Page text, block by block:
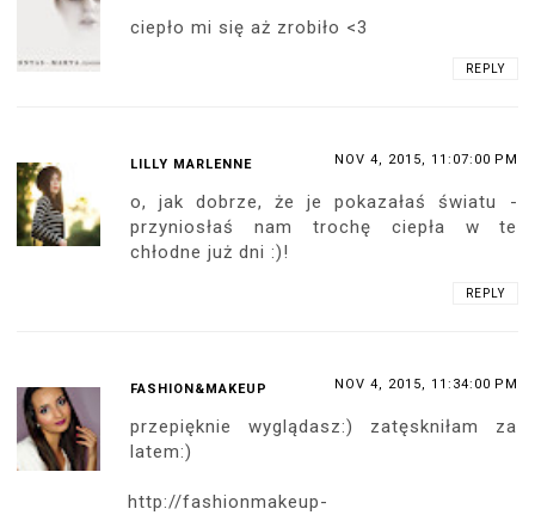
ciepło mi się aż zrobiło <3
REPLY
LILLY MARLENNE NOV 4, 2015, 11:07:00 PM
o, jak dobrze, że je pokazałaś światu -
przyniosłaś nam trochę ciepła w te
chłodne już dni :)!
REPLY
FASHION&MAKEUP NOV 4, 2015, 11:34:00 PM
przepięknie wyglądasz:) zatęskniłam za
latem:)
http://fashionmakeup-